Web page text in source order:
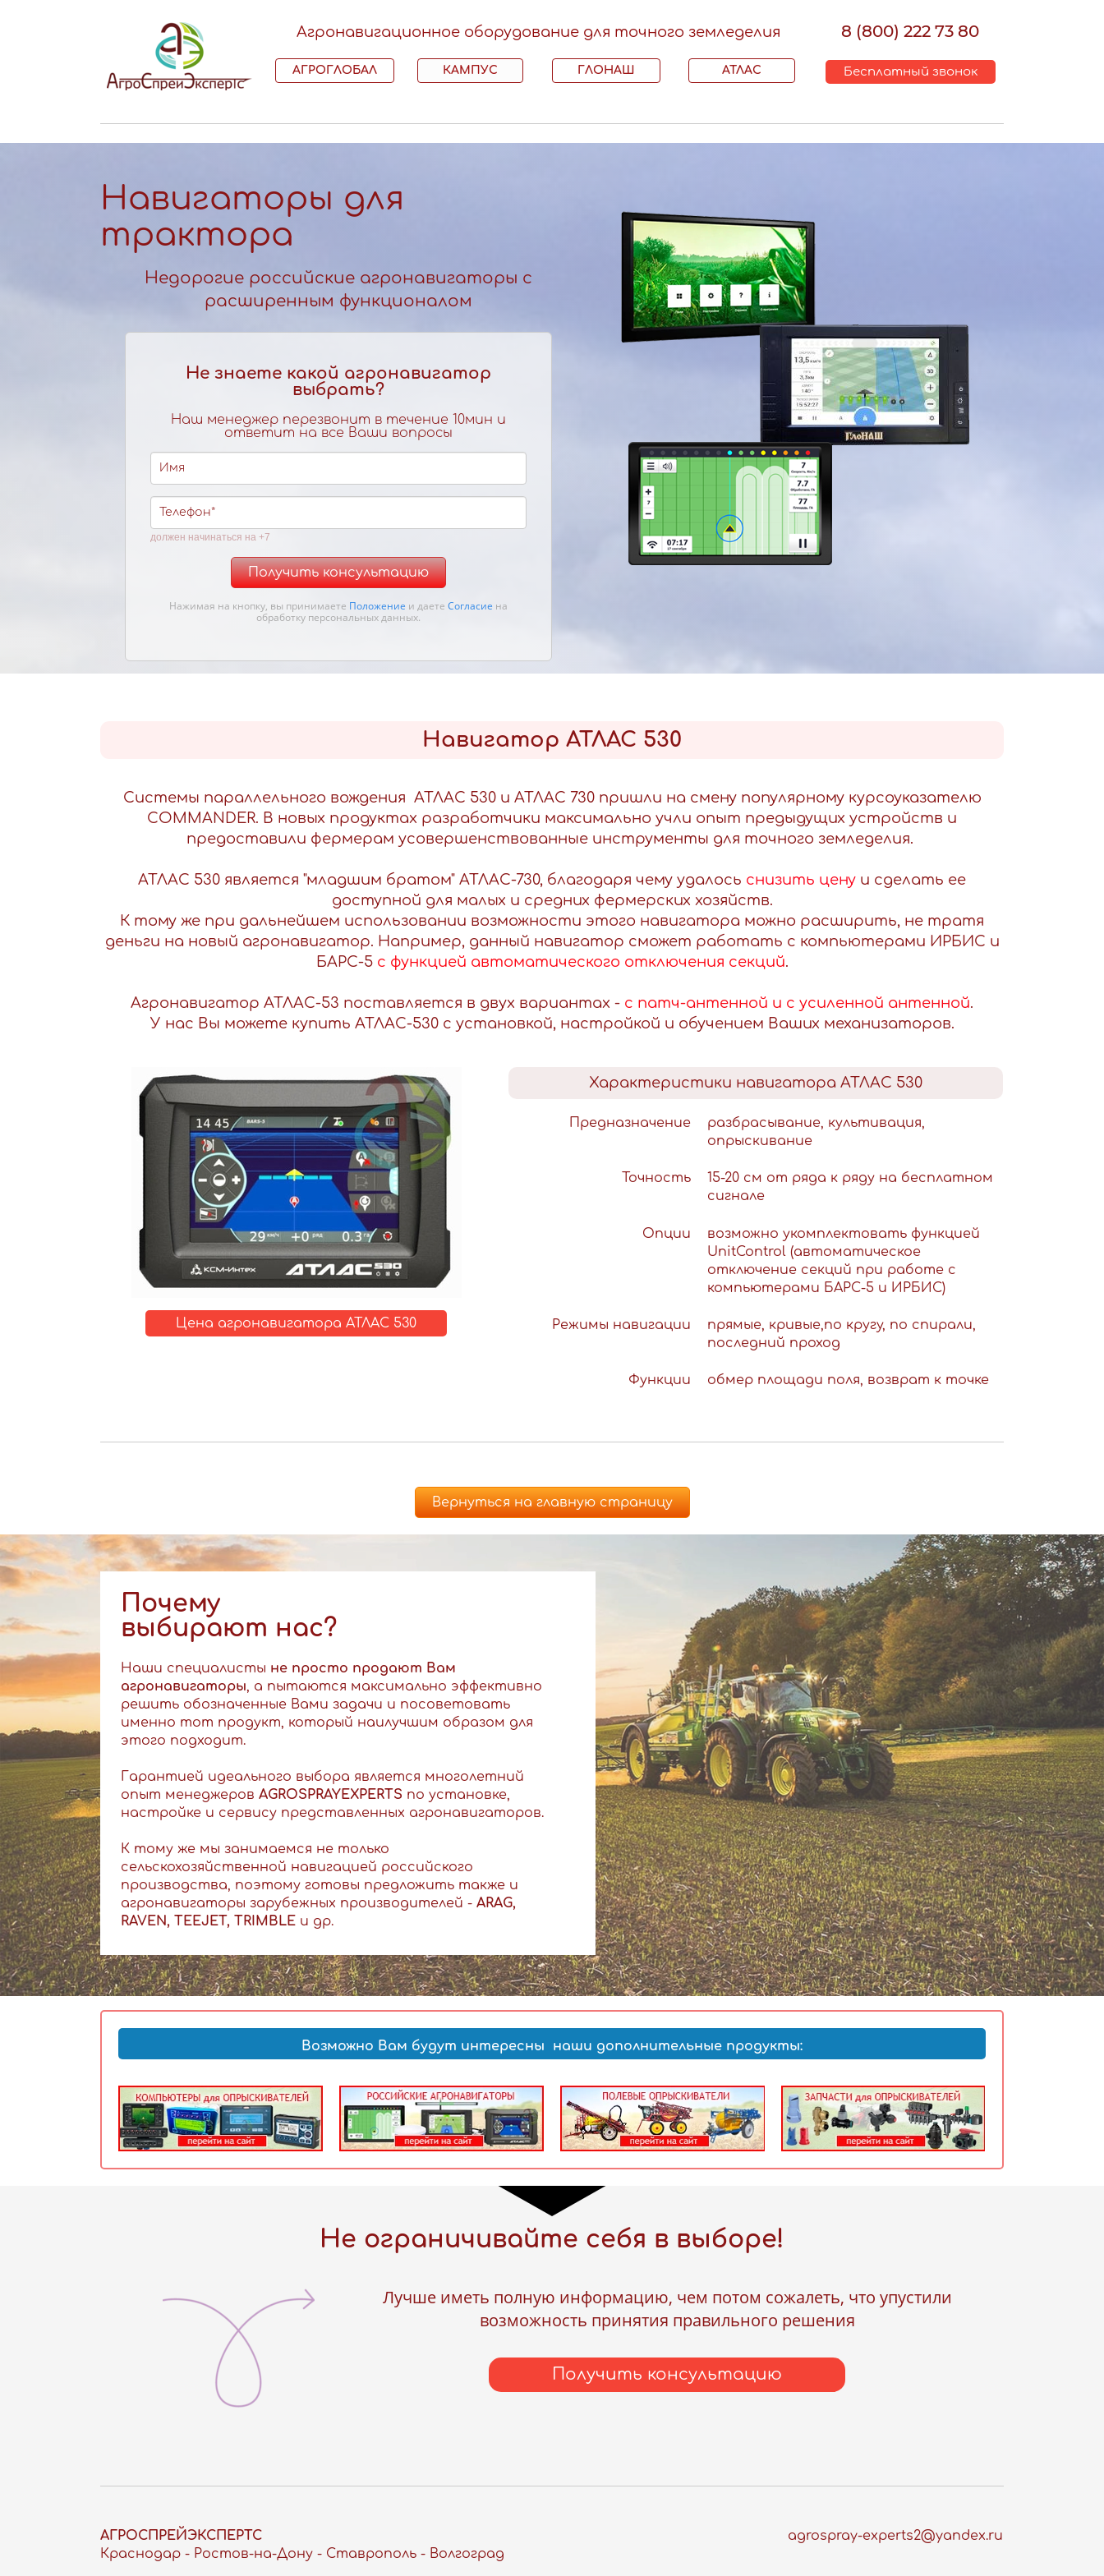
Агронавигационное оборудование для точного земледелия
АГРОГЛОБАЛ КАМПУС ГЛОНАШ АТЛАС
8 (800) 222 73 80
Бесплатный звонок
Навигаторы для
трактора
Недорогие российские агронавигаторы с
расширенным функционалом
Не знаете какой агронавигатор
выбрать?
Наш менеджер перезвонит в течение 10мин и
ответит на все Ваши вопросы
должен начинаться на +7
Получить консультацию
Нажимая на кнопку, вы принимаете Положение и даете Согласие на
обработку персональных данных.
Навигатор АТЛАС 530
Системы параллельного вождения АТЛАС 530 и АТЛАС 730 пришли на смену популярному курсоуказателю
COMMANDER. В новых продуктах разработчики максимально учли опыт предыдущих устройств и
предоставили фермерам усовершенствованные инструменты для точного земледелия.
АТЛАС 530 является "младшим братом" АТЛАС-730, благодаря чему удалось снизить цену и сделать ее
доступной для малых и средних фермерских хозяйств.
К тому же при дальнейшем использовании возможности этого навигатора можно расширить, не тратя
деньги на новый агронавигатор. Например, данный навигатор сможет работать с компьютерами ИРБИС и
БАРС-5 с функцией автоматического отключения секций.
Агронавигатор АТЛАС-53 поставляется в двух вариантах - с патч-антенной и с усиленной антенной.
У нас Вы можете купить АТЛАС-530 с установкой, настройкой и обучением Ваших механизаторов.
Цена агронавигатора АТЛАС 530
Характеристики навигатора АТЛАС 530
Предназначение
разбрасывание, культивация,
опрыскивание
Точность
15-20 см от ряда к ряду на бесплатном
сигнале
Опции
возможно укомплектовать функцией
UnitControl (автоматическое
отключение секций при работе с
компьютерами БАРС-5 и ИРБИС)
Режимы навигации
прямые, кривые,по кругу, по спирали,
последний проход
Функции обмер площади поля, возврат к точке
Вернуться на главную страницу
Почему
выбирают нас?
Наши специалисты не просто продают Вам
агронавигаторы, а пытаются максимально эффективно
решить обозначенные Вами задачи и посоветовать
именно тот продукт, который наилучшим образом для
этого подходит.
Гарантией идеального выбора является многолетний
опыт менеджеровAGROSPRAYEXPERTS по установке,
настройке и сервису представленных агронавигаторов.
К тому же мы занимаемся не только
сельскохозяйственной навигацией российского
производства, поэтому готовы предложить также и
агронавигаторы зарубежных производителей -ARAG,
RAVEN, TEEJET, TRIMBLE и др.
Возможно Вам будут интересны наши дополнительные продукты:
Не ограничивайте себя в выборе!
Лучше иметь полную информацию, чем потом сожалеть, что упустили
возможность принятия правильного решения
Получить консультацию
АГРОСПРЕЙЭКСПЕРТС
Краснодар - Ростов-на-Дону - Ставрополь - Волгоград
agrospray-experts2@yandex.ru